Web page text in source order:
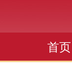
首页